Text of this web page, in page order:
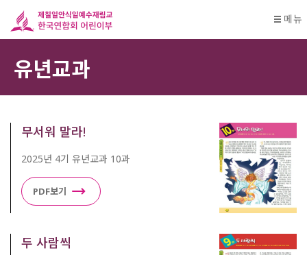
메뉴
유년교과
무서워 말라!
2025년 4기 유년교과 10과
PDF보기
두 사람씩